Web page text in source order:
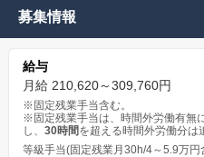
募集情報
給与
月給 210,620～309,760円
※固定残業手当含む。
※固定残業手当は、時間外労働有無
し、 30時間を超える時間外労働分は
等級手当(固定残業月30h/4～5.9万